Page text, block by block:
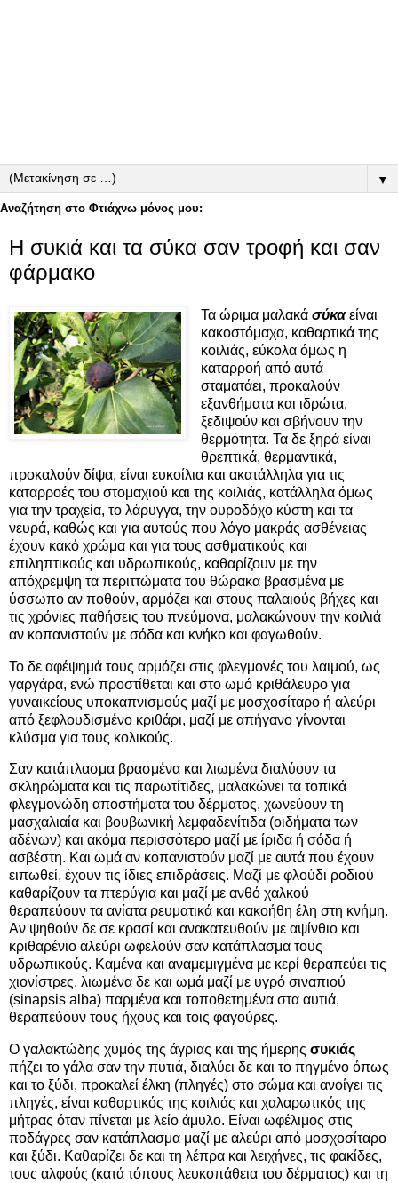
▼
Αναζήτηση στο Φτιάχνω μόνος μου:
Η συκιά και τα σύκα σαν τροφή και σαν
φάρμακο
Τα ώριμα μαλακά σύκαείναι
κακοστόμαχα, καθαρτικά της
κοιλιάς, εύκολα όμως η
καταρροή από αυτά
σταματάει, προκαλούν
εξανθήματα και ιδρώτα,
ξεδιψούν και σβήνουν την
θερμότητα. Τα δε ξηρά είναι
θρεπτικά, θερμαντικά,
προκαλούν δίψα, είναι ευκοίλια και ακατάλληλα για τις
καταρροές του στομαχιού και της κοιλιάς, κατάλληλα όμως
για την τραχεία, το λάρυγγα, την ουροδόχο κύστη και τα
νευρά, καθώς και για αυτούς που λόγο μακράς ασθένειας
έχουν κακό χρώμα και για τους ασθματικούς και
επιληπτικούς και υδρωπικούς, καθαρίζουν με την
απόχρεμψη τα περιττώματα του θώρακα βρασμένα με
ύσσωπο αν ποθούν, αρμόζει και στους παλαιούς βήχες και
τις χρόνιες παθήσεις του πνεύμονα, μαλακώνουν την κοιλιά
αν κοπανιστούν με σόδα και κνήκο και φαγωθούν.
Το δε αφέψημά τους αρμόζει στις φλεγμονές του λαιμού, ως
γαργάρα, ενώ προστίθεται και στο ωμό κριθάλευρο για
γυναικείους υποκαπνισμούς μαζί με μοσχοσίταρο ή αλεύρι
από ξεφλουδισμένο κριθάρι, μαζί με απήγανο γίνονται
κλύσμα για τους κολικούς.
Σαν κατάπλασμα βρασμένα και λιωμένα διαλύουν τα
σκληρώματα και τις παρωτίτιδες, μαλακώνει τα τοπικά
φλεγμονώδη αποστήματα του δέρματος, χωνεύουν τη
μασχαλιαία και βουβωνική λεμφαδενίτιδα (οιδήματα των
αδένων) και ακόμα περισσότερο μαζί με ίριδα ή σόδα ή
ασβέστη. Και ωμά αν κοπανιστούν μαζί με αυτά που έχουν
ειπωθεί, έχουν τις ίδιες επιδράσεις. Μαζί με φλούδι ροδιού
καθαρίζουν τα πτερύγια και μαζί με ανθό χαλκού
θεραπεύουν τα ανίατα ρευματικά και κακοήθη έλη στη κνήμη.
Αν ψηθούν δε σε κρασί και ανακατευθούν με αψίνθιο και
κριθαρένιο αλεύρι ωφελούν σαν κατάπλασμα τους
υδρωπικούς. Καμένα και αναμεμιγμένα με κερί θεραπεύει τις
χιονίστρες, λιωμένα δε και ωμά μαζί με υγρό σιναπιού
(sinapsis alba) παρμένα και τοποθετημένα στα αυτιά,
θεραπεύουν τους ήχους και τοις φαγούρες.
Ο γαλακτώδης χυμός της άγριας και της ήμερης συκιάς
πήζει το γάλα σαν την πυτιά, διαλύει δε και το πηγμένο όπως
και το ξύδι, προκαλεί έλκη (πληγές) στο σώμα και ανοίγει τις
πληγές, είναι καθαρτικός της κοιλιάς και χαλαρωτικός της
μήτρας όταν πίνεται με λείο άμυλο. Είναι ωφέλιμος στις
ποδάγρες σαν κατάπλασμα μαζί με αλεύρι από μοσχοσίταρο
και ξύδι. Καθαρίζει δε και τη λέπρα και λειχήνες, τις φακίδες,
τους αλφούς (κατά τόπους λευκοπάθεια του δέρματος) και τη